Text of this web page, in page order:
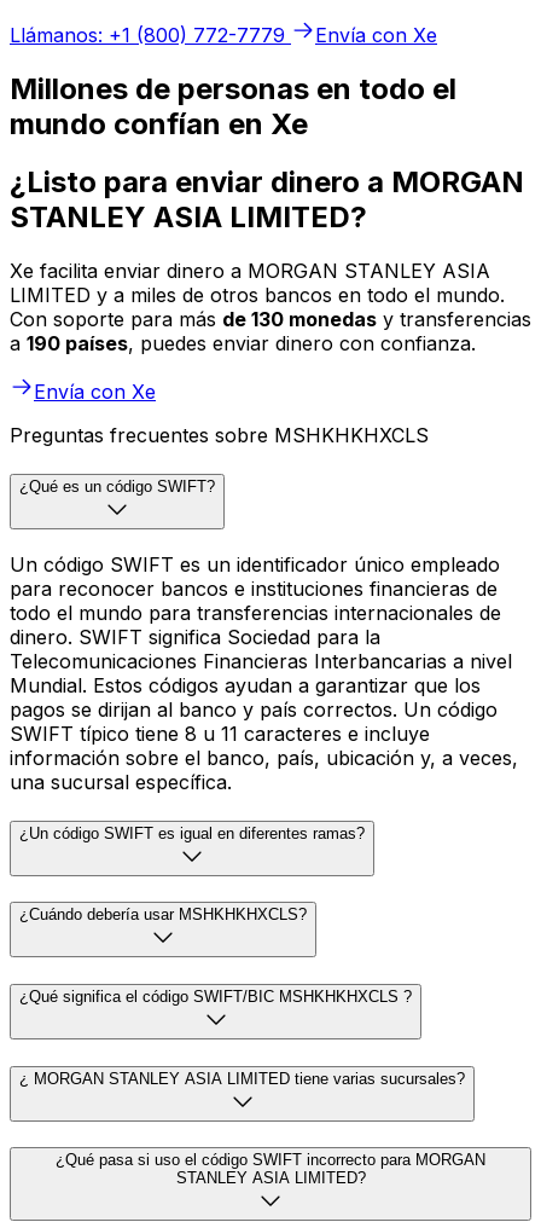
Llámanos: +1 (800) 772-7779
Envía con Xe
Millones de personas en todo el
mundo confían en Xe
¿Listo para enviar dinero a MORGAN
STANLEY ASIA LIMITED?
Xe facilita enviar dinero a MORGAN STANLEY ASIA
LIMITED y a miles de otros bancos en todo el mundo.
Con soporte para más de 130 monedas y transferencias
a 190 países, puedes enviar dinero con confianza.
Envía con Xe
Preguntas frecuentes sobre MSHKHKHXCLS
¿Qué es un código SWIFT?
Un código SWIFT es un identificador único empleado
para reconocer bancos e instituciones financieras de
todo el mundo para transferencias internacionales de
dinero. SWIFT significa Sociedad para la
Telecomunicaciones Financieras Interbancarias a nivel
Mundial. Estos códigos ayudan a garantizar que los
pagos se dirijan al banco y país correctos. Un código
SWIFT típico tiene 8 u 11 caracteres e incluye
información sobre el banco, país, ubicación y, a veces,
una sucursal específica.
¿Un código SWIFT es igual en diferentes ramas?
¿Cuándo debería usar MSHKHKHXCLS?
¿Qué significa el código SWIFT/BIC MSHKHKHXCLS ?
¿ MORGAN STANLEY ASIA LIMITED tiene varias sucursales?
¿Qué pasa si uso el código SWIFT incorrecto para MORGAN
STANLEY ASIA LIMITED?